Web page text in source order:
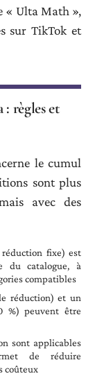
« Ulta Math »,
sur TikTok et
règles et
le cumul
sont plus
avec des
réduction fixe) est
du catalogue, à
compatibles
réduction) et un
%) peuvent être
sont applicables
de réduire
coûteux